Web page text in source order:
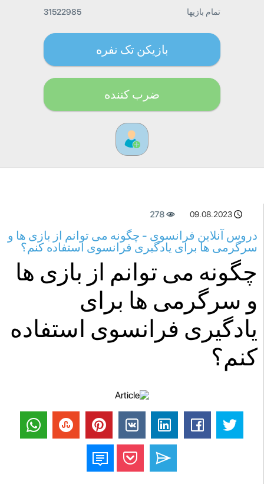
تمام بازیها 31522985
بازیکن تک نفره
ضرب کننده
09.08.2023
278
دروس آنلاین فرانسوی - چگونه می توانم از بازی ها و
سرگرمی ها برای یادگیری فرانسوی استفاده کنم؟
چگونه می توانم از بازی ها
و سرگرمی ها برای
یادگیری فرانسوی استفاده
کنم؟